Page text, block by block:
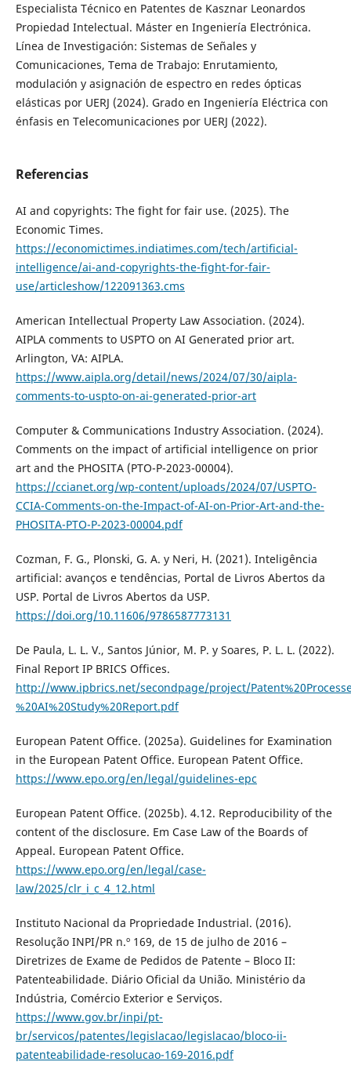
Especialista Técnico en Patentes de Kasznar Leonardos
Propiedad Intelectual. Máster en Ingeniería Electrónica.
Línea de Investigación: Sistemas de Señales y
Comunicaciones, Tema de Trabajo: Enrutamiento,
modulación y asignación de espectro en redes ópticas
elásticas por UERJ (2024). Grado en Ingeniería Eléctrica con
énfasis en Telecomunicaciones por UERJ (2022).
Referencias
AI and copyrights: The fight for fair use. (2025). The
Economic Times.
https://economictimes.indiatimes.com/tech/artificial-
intelligence/ai-and-copyrights-the-fight-for-fair-
use/articleshow/122091363.cms
American Intellectual Property Law Association. (2024).
AIPLA comments to USPTO on AI Generated prior art.
Arlington, VA: AIPLA.
https://www.aipla.org/detail/news/2024/07/30/aipla-
comments-to-uspto-on-ai-generated-prior-art
Computer & Communications Industry Association. (2024).
Comments on the impact of artificial intelligence on prior
art and the PHOSITA (PTO-P-2023-00004).
https://ccianet.org/wp-content/uploads/2024/07/USPTO-
CCIA-Comments-on-the-Impact-of-AI-on-Prior-Art-and-the-
PHOSITA-PTO-P-2023-00004.pdf
Cozman, F. G., Plonski, G. A. y Neri, H. (2021). Inteligência
artificial: avanços e tendências, Portal de Livros Abertos da
USP. Portal de Livros Abertos da USP.
https://doi.org/10.11606/9786587773131
De Paula, L. L. V., Santos Júnior, M. P. y Soares, P. L. L. (2022).
Final Report IP BRICS Offices.
http://www.ipbrics.net/secondpage/project/
%20AI%20Study%20Report.pdf
European Patent Office. (2025a). Guidelines for Examination
in the European Patent Office. European Patent Office.
https://www.epo.org/en/legal/guidelines-epc
European Patent Office. (2025b). 4.12. Reproducibility of the
content of the disclosure. Em Case Law of the Boards of
Appeal. European Patent Office.
https://www.epo.org/en/legal/case-
law/2025/clr_i_c_4_12.html
Instituto Nacional da Propriedade Industrial. (2016).
Resolução INPI/PR n.º 169, de 15 de julho de 2016 –
Diretrizes de Exame de Pedidos de Patente – Bloco II:
Patenteabilidade. Diário Oficial da União. Ministério da
Indústria, Comércio Exterior e Serviços.
https://www.gov.br/inpi/pt-
br/servicos/patentes/legislacao/legislacao/bloco-ii-
patenteabilidade-resolucao-169-2016.pdf